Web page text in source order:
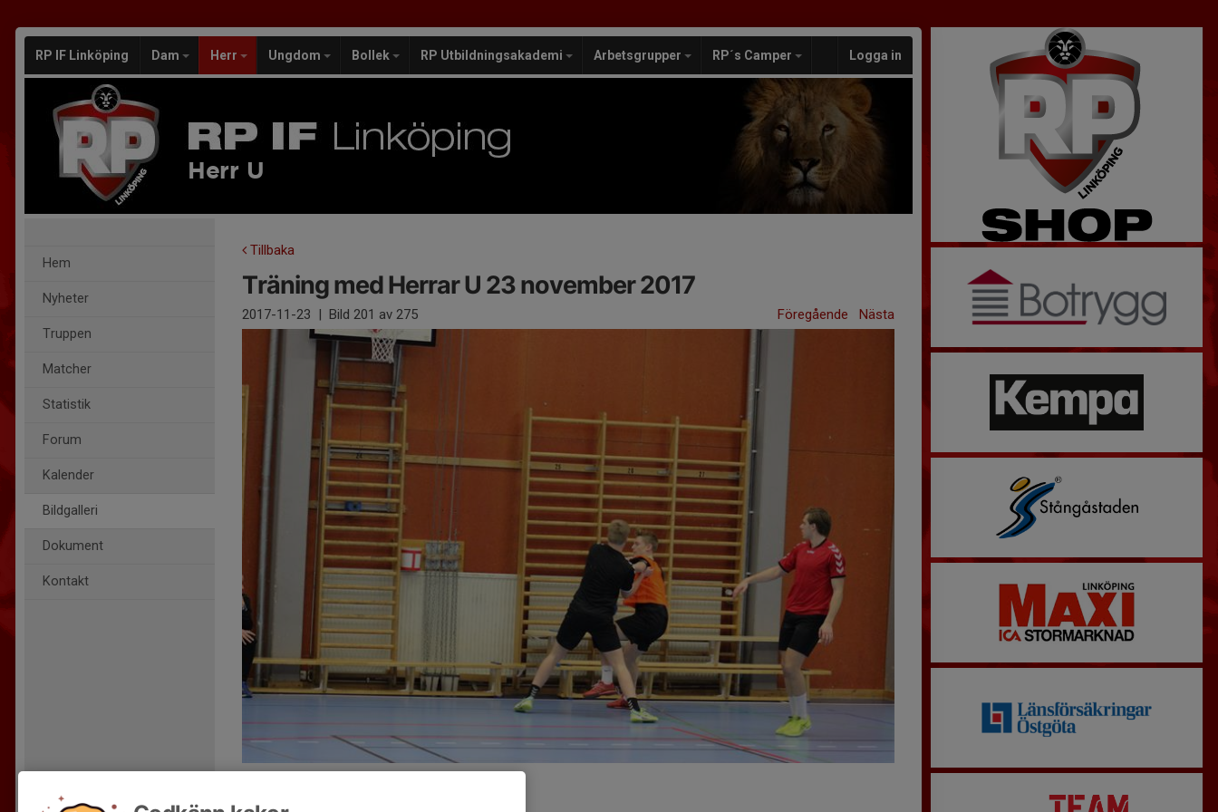
RP IF Linköping Dam Herr Ungdom Bollek RP Utbildningsakademi Arbetsgrupper RP´s Camper Logga in
Herr U
Hem
Nyheter
Truppen
Matcher
Statistik
Forum
Kalender
Bildgalleri
Dokument
Kontakt
Tillbaka
Träning med Herrar U 23 november 2017
2017-11-23 | Bild 201 av 275 Föregående Nästa